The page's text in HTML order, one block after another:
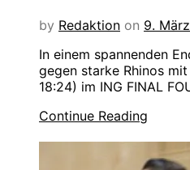
by Redaktion on 9.
In einem spannenden
gegen starke Rhinos mit
18:24) im ING FINAL
Continue Reading